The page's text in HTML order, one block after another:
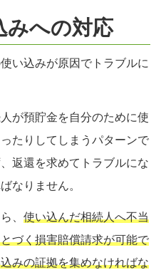
みへの対応
い込みが原因でトラブルに
が預貯金を自分のために使
たりしてしまうパターンで
返還を求めてトラブルにな
なりません。
、 使い込んだ相続人へ不当
づく損害賠償請求が可能で
みの証拠を集めなければな